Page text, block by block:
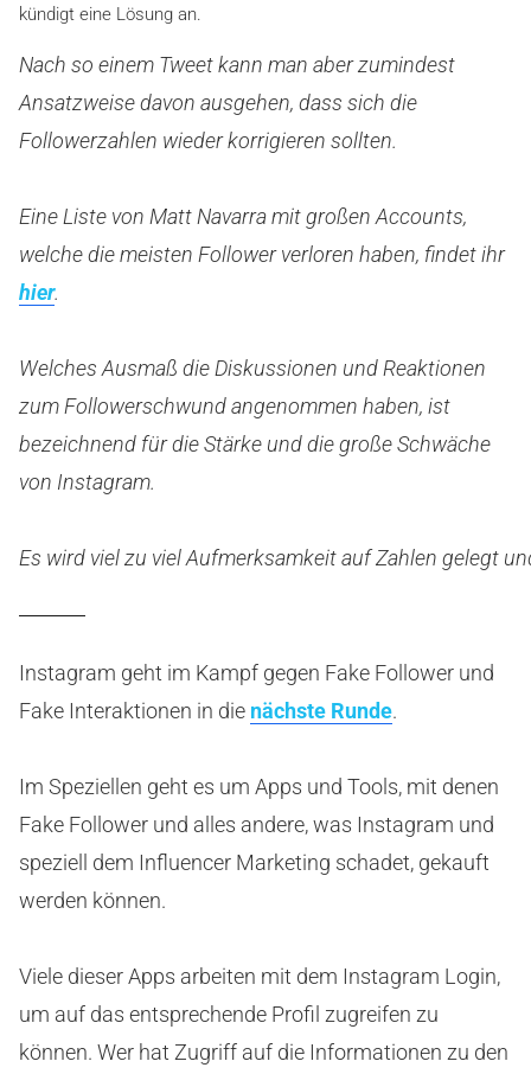
kündigt eine Lösung an.
Nach so einem Tweet kann man aber zumindest
Ansatzweise davon ausgehen, dass sich die
Followerzahlen wieder korrigieren sollten.
Eine Liste von Matt Navarra mit großen Accounts,
welche die meisten Follower verloren haben, findet ihr
hier.
Welches Ausmaß die Diskussionen und Reaktionen
zum Followerschwund angenommen haben, ist
bezeichnend für die Stärke und die große Schwäche
von Instagram.
Es wird viel zu viel Aufmerksamkeit auf Zahlen gelegt
Instagram geht im Kampf gegen Fake Follower und
Fake Interaktionen in die nächste Runde.
Im Speziellen geht es um Apps und Tools, mit denen
Fake Follower und alles andere, was Instagram und
speziell dem Influencer Marketing schadet, gekauft
werden können.
Viele dieser Apps arbeiten mit dem Instagram Login,
um auf das entsprechende Profil zugreifen zu
können. Wer hat Zugriff auf die Informationen zu den